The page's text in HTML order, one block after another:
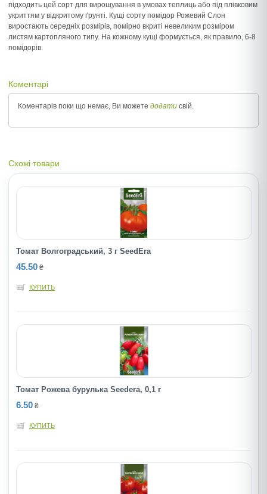
підходить цей сорт для вирощування в умовах теплиць або під плівковим
укриттям у відкритому ґрунті. Кущі сорту помідор Рожевий Слон
виростають середніх розмірів, помірно вкриті невеликим розміром
листям картопляного типу. На кожному кущі формується, як правило, 6-8
помідорів.
Коментарі
Коментарів поки що немає, Ви можете додати свій.
Схожі товари
Томат Волгоградський, 3 г SeedEra
45.50 ₴
КУПИТЬ
Томат Рожева бурулька Seedera, 0,1 г
6.50 ₴
КУПИТЬ